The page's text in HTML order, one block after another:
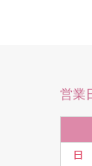
営業
日